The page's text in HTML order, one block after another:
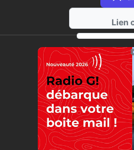
Lien
https://